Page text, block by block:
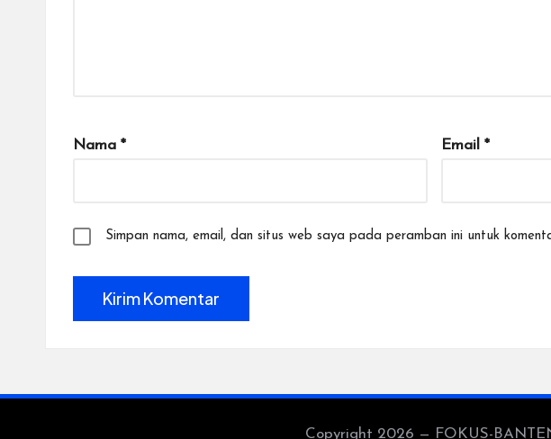
Nama * Email *
Simpan nama, email, dan situs web saya pada peramban ini untuk
Copyright 2026 — FOKUS-